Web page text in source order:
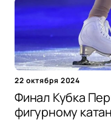
22 октября 2024
Финал Кубка
фигурному